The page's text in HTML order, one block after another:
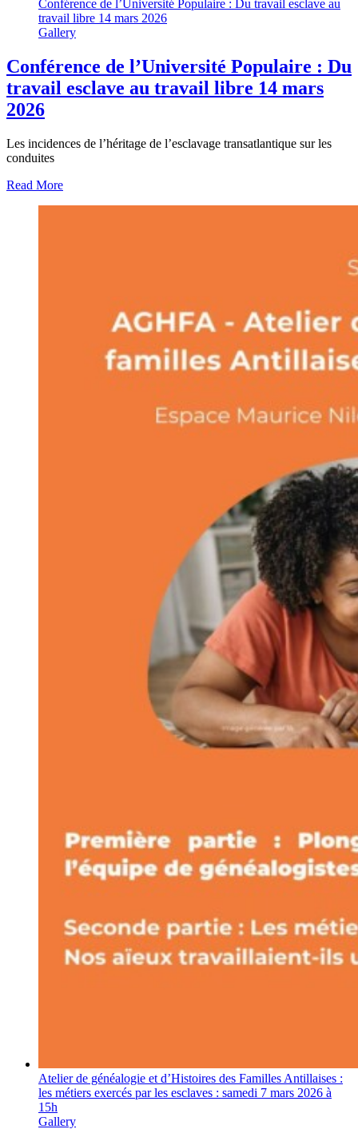
Conférence de l’Université Populaire : Du travail esclave au
travail libre 14 mars 2026
Gallery
Conférence de l’Université Populaire : Du
travail esclave au travail libre 14 mars
2026
Les incidences de l’héritage de l’esclavage transatlantique sur les
conduites
Read More
Atelier de généalogie et d’Histoires des Familles Antillaises :
les métiers exercés par les esclaves : samedi 7 mars 2026 à
15h
Gallery